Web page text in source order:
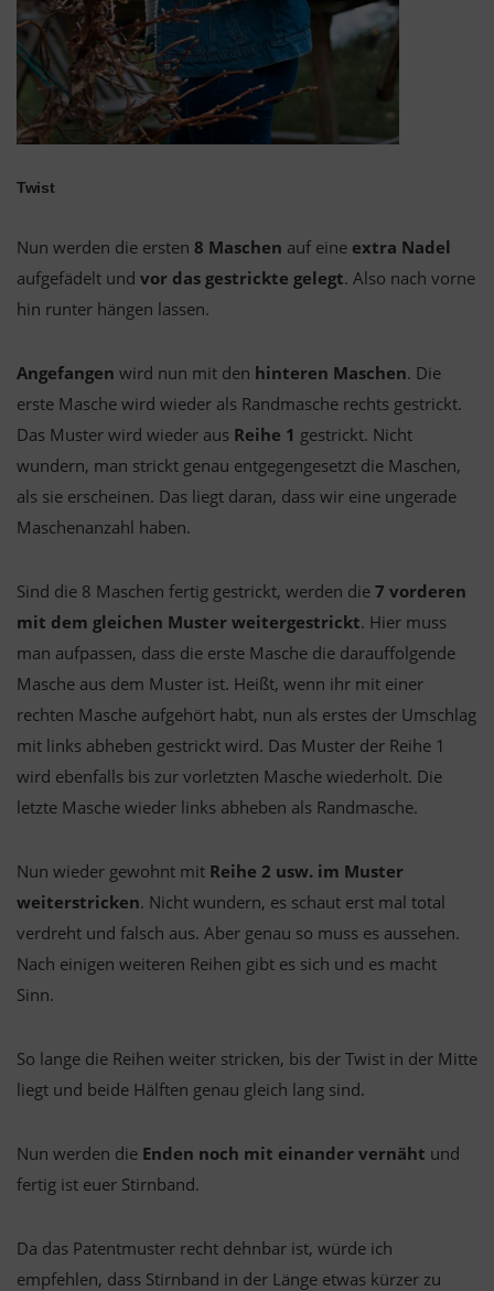
Twist
Nun werden die ersten 8 Maschen auf eine extra Nadel
aufgefädelt und vor das gestrickte gelegt. Also nach vorne
hin runter hängen lassen.
Angefangen wird nun mit den hinteren Maschen. Die
erste Masche wird wieder als Randmasche rechts gestrickt.
Das Muster wird wieder aus Reihe 1 gestrickt. Nicht
wundern, man strickt genau entgegengesetzt die Maschen,
als sie erscheinen. Das liegt daran, dass wir eine ungerade
Maschenanzahl haben.
Sind die 8 Maschen fertig gestrickt, werden die 7 vorderen
mit dem gleichen Muster weitergestrickt. Hier muss
man aufpassen, dass die erste Masche die darauffolgende
Masche aus dem Muster ist. Heißt, wenn ihr mit einer
rechten Masche aufgehört habt, nun als erstes der Umschlag
mit links abheben gestrickt wird. Das Muster der Reihe 1
wird ebenfalls bis zur vorletzten Masche wiederholt. Die
letzte Masche wieder links abheben als Randmasche.
Nun wieder gewohnt mit Reihe 2 usw. im Muster
weiterstricken. Nicht wundern, es schaut erst mal total
verdreht und falsch aus. Aber genau so muss es aussehen.
Nach einigen weiteren Reihen gibt es sich und es macht
Sinn.
So lange die Reihen weiter stricken, bis der Twist in der Mitte
liegt und beide Hälften genau gleich lang sind.
Nun werden die Enden noch mit einander vernäht und
fertig ist euer Stirnband.
Da das Patentmuster recht dehnbar ist, würde ich
empfehlen, dass Stirnband in der Länge etwas kürzer zu